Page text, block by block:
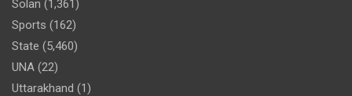
Solan (1,361)
Sports (162)
State (5,460)
UNA (22)
Uttarakhand (1)